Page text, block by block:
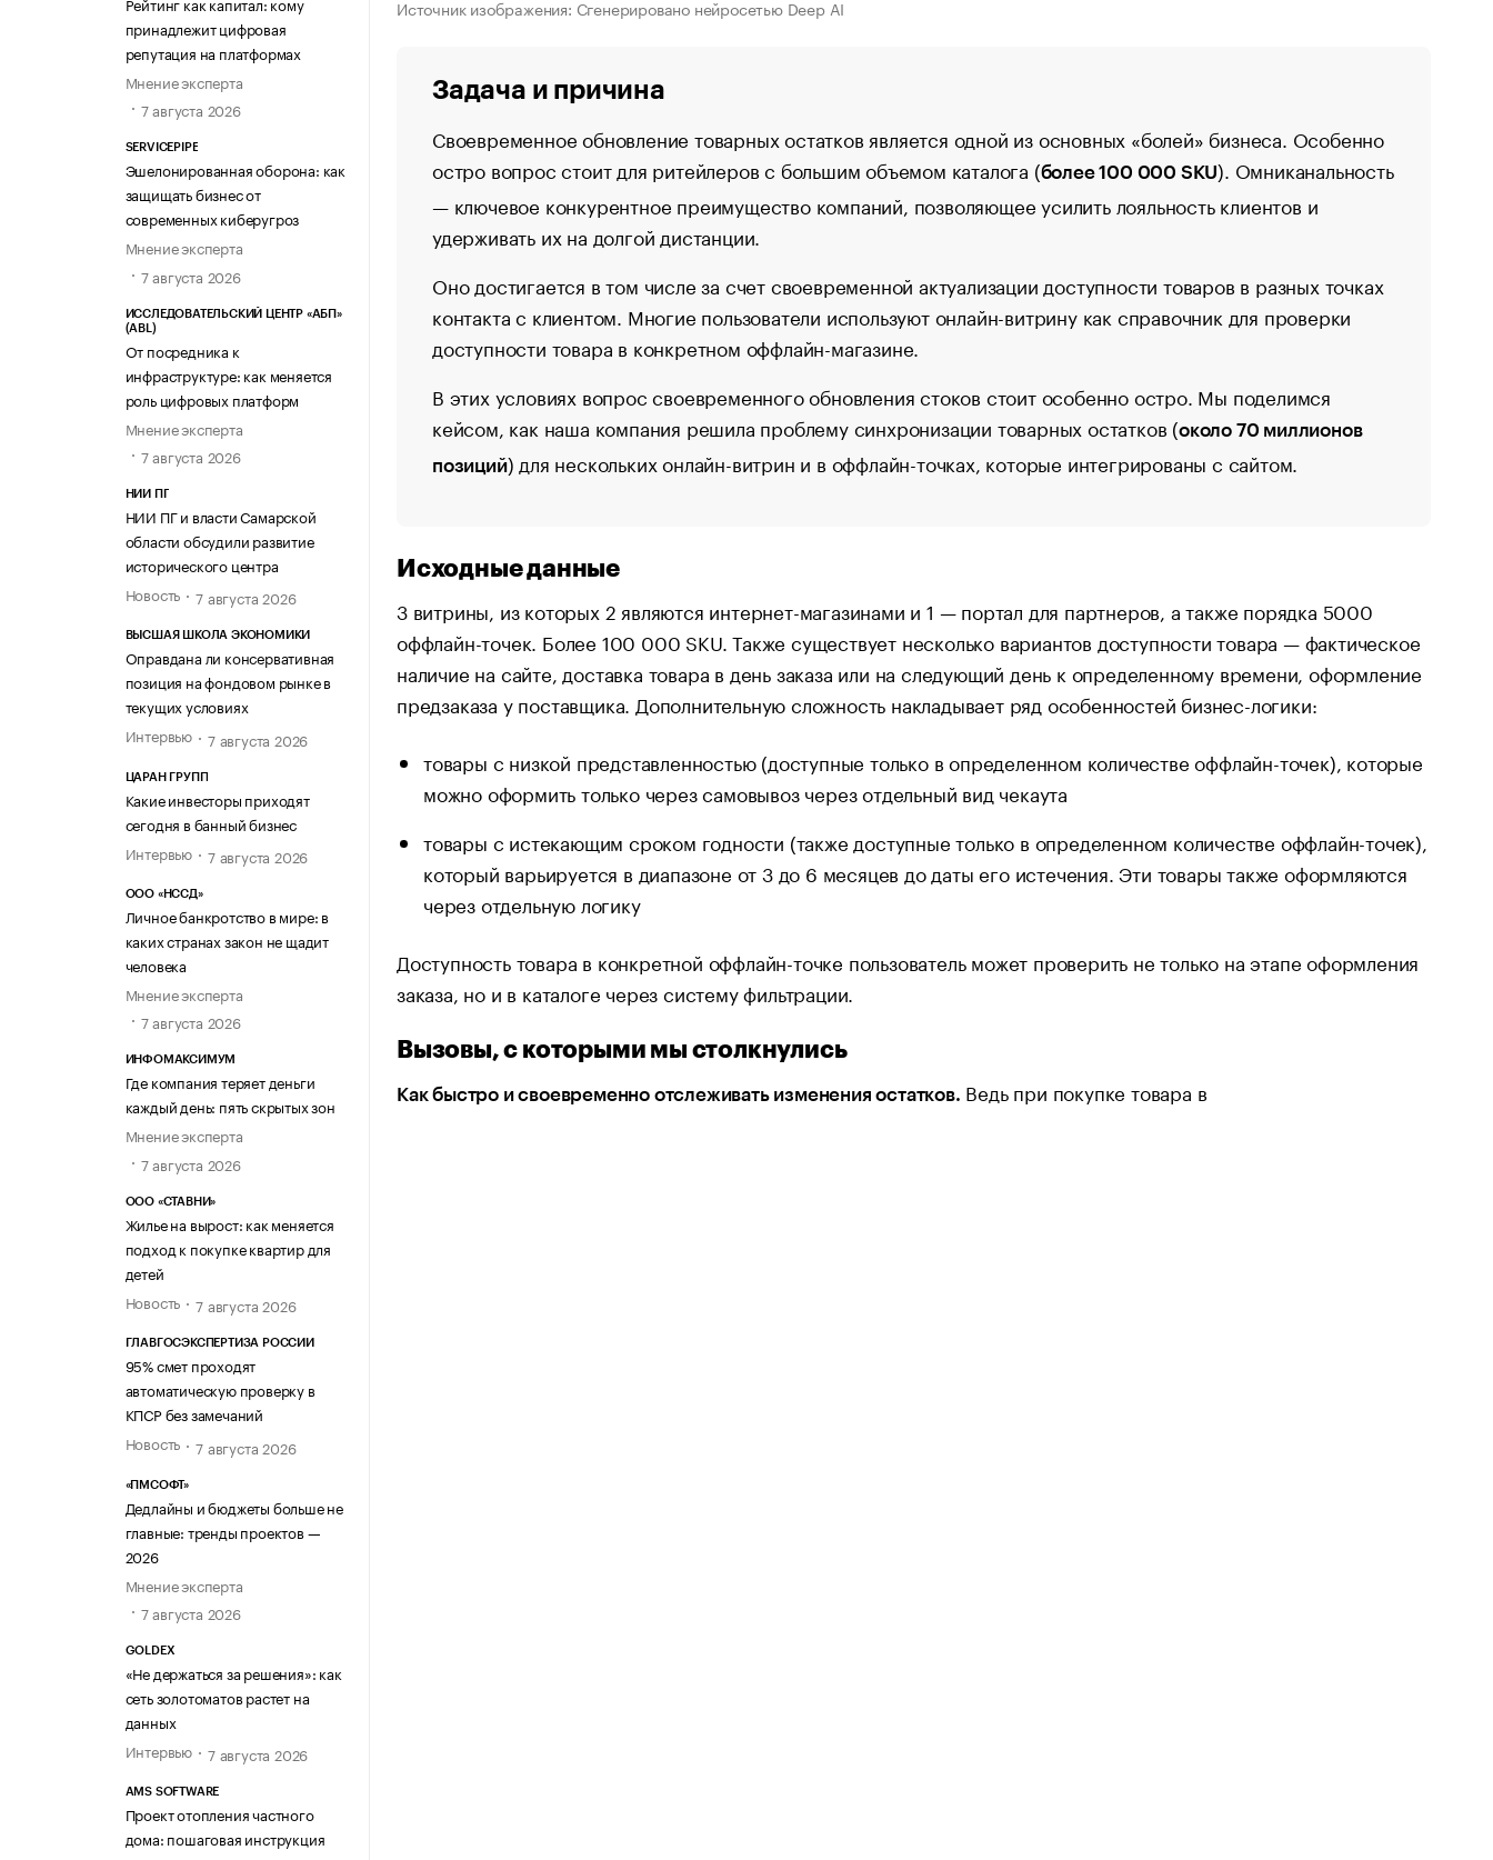
принадлежит цифровая
репутация на платформах
Мнение эксперта
7 августа 2026
SERVICEPIPE
Эшелонированная оборона: как
защищать бизнес от
современных киберугроз
Мнение эксперта
7 августа 2026
ИССЛЕДОВАТЕЛЬСКИЙ ЦЕНТР «АБП»
(ABL)
От посредника к
инфраструктуре: как меняется
роль цифровых платформ
Мнение эксперта
7 августа 2026
НИИ ПГ
НИИ ПГ и власти Самарской
области обсудили развитие
исторического центра
Новость
7 августа 2026
ВЫСШАЯ ШКОЛА ЭКОНОМИКИ
Оправдана ли консервативная
позиция на фондовом рынке в
текущих условиях
Интервью
7 августа 2026
ЦАРАН ГРУПП
Какие инвесторы приходят
сегодня в банный бизнес
Интервью
7 августа 2026
ООО «НССД»
Личное банкротство в мире: в
каких странах закон не щадит
человека
Мнение эксперта
7 августа 2026
ИНФОМАКСИМУМ
Где компания теряет деньги
каждый день: пять скрытых зон
Мнение эксперта
7 августа 2026
ООО «СТАВНИ»
Жилье на вырост: как меняется
подход к покупке квартир для
детей
Новость
7 августа 2026
ГЛАВГОСЭКСПЕРТИЗА РОССИИ
95% смет проходят
автоматическую проверку в
КПСР без замечаний
Новость
7 августа 2026
«ПМСОФТ»
Дедлайны и бюджеты больше не
главные: тренды проектов —
2026
Мнение эксперта
7 августа 2026
GOLDEX
«Не держаться за решения»: как
сеть золотоматов растет на
данных
Интервью
7 августа 2026
AMS SOFTWARE
Проект отопления частного
дома: пошаговая инструкция
Источник изображения: Сгенерировано нейросетью Deep AI
Задача и причина
Своевременное обновление товарных остатков является одной из основных «болей» бизнеса. Особенно
остро вопрос стоит для ритейлеров с большим объемом каталога (более 100 000 SKU). Омниканальность
— ключевое конкурентное преимущество компаний, позволяющее усилить лояльность клиентов и
удерживать их на долгой дистанции.
Оно достигается в том числе за счет своевременной актуализации доступности товаров в разных точках
контакта с клиентом. Многие пользователи используют онлайн-витрину как справочник для проверки
доступности товара в конкретном оффлайн-магазине.
В этих условиях вопрос своевременного обновления стоков стоит особенно остро. Мы поделимся
кейсом, как наша компания решила проблему синхронизации товарных остатков (около 70 миллионов
позиций) для нескольких онлайн-витрин и в оффлайн-точках, которые интегрированы с сайтом.
Исходные данные
3 витрины, из которых 2 являются интернет-магазинами и 1 — портал для партнеров, а также порядка 5000
оффлайн-точек. Более 100 000 SKU. Также существует несколько вариантов доступности товара — фактическое
наличие на сайте, доставка товара в день заказа или на следующий день к определенному времени, оформление
предзаказа у поставщика. Дополнительную сложность накладывает ряд особенностей бизнес-логики:
товары с низкой представленностью (доступные только в определенном количестве оффлайн-точек), которые
можно оформить только через самовывоз через отдельный вид чекаута
товары с истекающим сроком годности (также доступные только в определенном количестве оффлайн-точек),
который варьируется в диапазоне от 3 до 6 месяцев до даты его истечения. Эти товары также оформляются
через отдельную логику
Доступность товара в конкретной оффлайн-точке пользователь может проверить не только на этапе оформления
заказа, но и в каталоге через систему фильтрации.
Вызовы, с которыми мы столкнулись
Как быстро и своевременно отслеживать изменения остатков. Ведь при покупке товара в